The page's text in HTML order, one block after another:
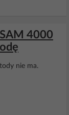
4000
nie ma.